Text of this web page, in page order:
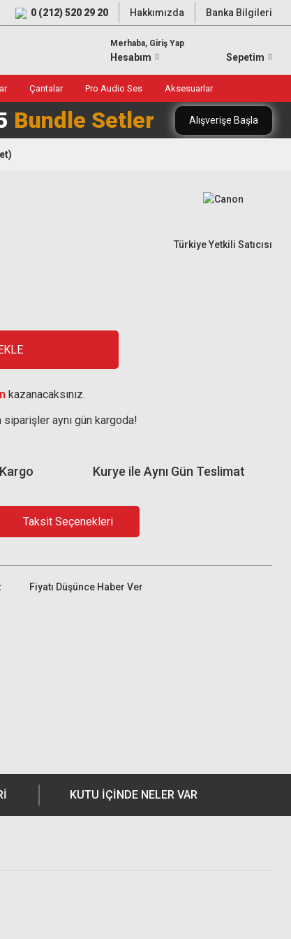
0 (212) 520 29 20 Hakkımızda Banka Bilgileri
Merhaba, Giriş Yap
Hesabım Sepetim
Çantalar Pro Audio Ses Aksesuarlar
Bundle Setler Alışverişe Başla
Türkiye Yetkili Satıcısı
kazanacaksınız.
aynı gün kargoda!
Kurye ile Aynı Gün Teslimat
Taksit Seçenekleri
Fiyatı Düşünce Haber Ver
KUTU İÇİNDE NELER VAR